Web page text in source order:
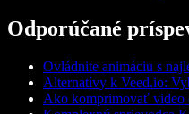
Odporúčané
Ovládnite animáciu s
Alternatívy k Veed.io:
Ako komprimovať video